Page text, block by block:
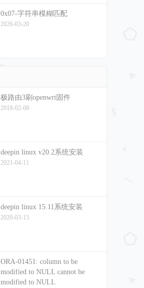
0x07-字符串模糊匹配
2026-03-20
极路由3刷openwrt固件
2018-02-08
deepin linux v20.2系统安装
2021-04-11
deepin linux 15.11系统安装
2020-03-15
ORA-01451: column to be
modified to NULL cannot be
modified to NULL